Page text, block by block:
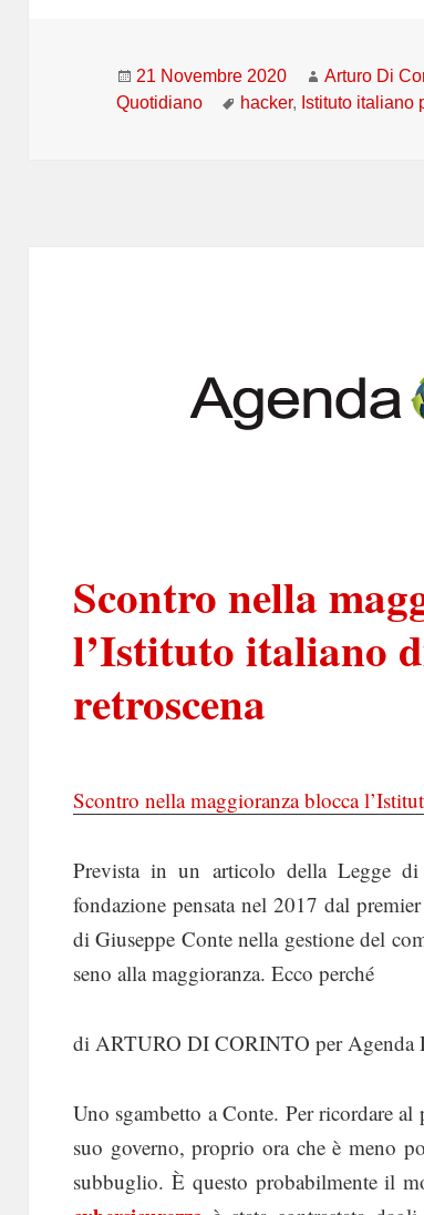
Scritto
il
21 Novembre 2020 Autore
Arturo Di
Quotidiano
Tag
hacker, Istituto italiano
Scontro nella
l’Istituto italiano
retroscena
Scontro nella maggioranza blocca
Prevista in un articolo della Legge
fondazione pensata nel 2017 dal
di Giuseppe Conte nella gestione del
seno alla maggioranza. Ecco perché
di ARTURO DI CORINTO per Agenda
Uno sgambetto a Conte. Per ricordare
suo governo, proprio ora che è meno
subbuglio. È questo probabilmente il